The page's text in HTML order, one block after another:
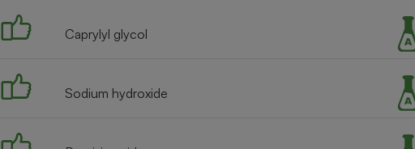
Caprylyl glycol
Sodium hydroxide